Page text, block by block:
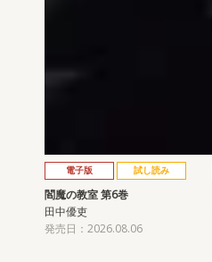
電子版 試し読み
閻魔の教室 第6巻
田中優吏
発売日：2026.08.06